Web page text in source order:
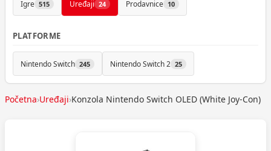
Igre 515 Uređaji 24 Prodavnice 10
PLATFORME
Nintendo Switch 245 Nintendo Switch 2 25
Početna›Uređaji›Konzola Nintendo Switch OLED (White Joy-Con)